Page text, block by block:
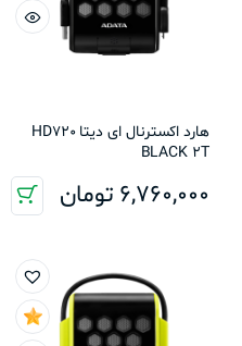
هارد اکسترنال ای دیتا HD720
BLACK 2T
6,760,000 تومان